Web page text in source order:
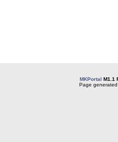
MKPortal M1.1
Page